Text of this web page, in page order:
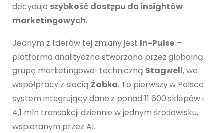
decyduje szybkość dostępu do insightów
marketingowych.
Jednym z liderów tej zmiany jest In-Pulse –
platforma analityczna stworzona przez globalną
grupę marketingowo-techniczną Stagwell, we
współpracy z siecią Żabka. To pierwszy w Polsce
system integrujący dane z ponad 11 600 sklepów i
4,1 mln transakcji dziennie w jednym środowisku,
wspieranym przez AI.